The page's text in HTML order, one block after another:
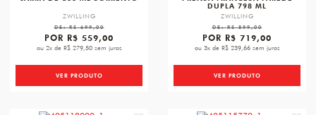
ZWILLING
DE:R$ 699,00
POR R$ 559,00
ou 2x de R$ 279,50 sem juros
VER PRODUTO
DUPLA 798 ML
ZWILLING
DE:R$ 899,00
POR R$ 719,00
ou 3x de R$ 239,66 sem juros
VER PRODUTO